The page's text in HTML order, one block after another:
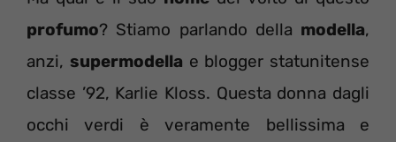
profumo? Stiamo parlando della modella,
anzi, supermodella e blogger statunitense
classe ’92, Karlie Kloss. Questa donna dagli
occhi verdi è veramente bellissima e